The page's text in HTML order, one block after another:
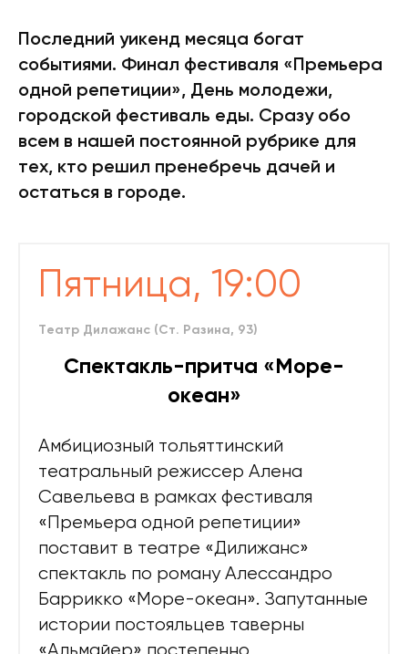
Последний уикенд месяца богат
событиями. Финал фестиваля «Премьера
одной репетиции», День молодежи,
городской фестиваль еды. Сразу обо
всем в нашей постоянной рубрике для
тех, кто решил пренебречь дачей и
остаться в городе.
Пятница, 19:00
Театр Дилажанс (Ст. Разина, 93)
Спектакль-притча «Море-
океан»
Амбициозный тольяттинский
театральный режиссер Алена
Савельева в рамках фестиваля
«Премьера одной репетиции»
поставит в театре «Дилижанс»
спектакль по роману Алессандро
Баррикко «Море-океан». Запутанные
истории постояльцев таверны